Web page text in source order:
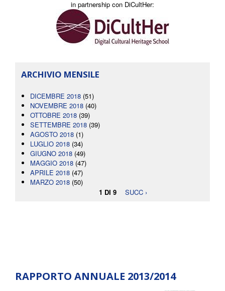
in partnership con DiCultHer:
ARCHIVIO MENSILE
DICEMBRE 2018 (51)
NOVEMBRE 2018 (40)
OTTOBRE 2018 (39)
SETTEMBRE 2018 (39)
AGOSTO 2018 (1)
LUGLIO 2018 (34)
GIUGNO 2018 (49)
MAGGIO 2018 (47)
APRILE 2018 (47)
MARZO 2018 (50)
1 DI 9
SUCC ›
RAPPORTO ANNUALE 2013/2014